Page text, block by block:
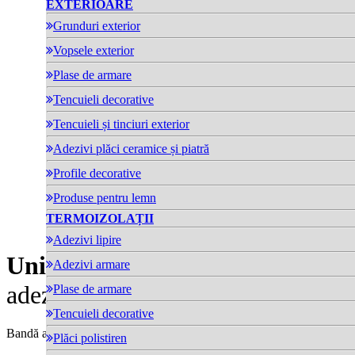
EXTERIOARE
Grunduri exterior
Vopsele exterior
Plase de armare
Tencuieli decorative
Tencuieli și tinciuri exterior
Adezivi plăci ceramice și piatră
Profile decorative
Produse pentru lemn
TERMOIZOLAȚII
Adezivi lipire
Adezivi armare
Plase de armare
Tencuieli decorative
Plăci polistiren
Uni Kleber band
adezivă/barieră de vapori
Bandă adezivă / barieră de vapori.